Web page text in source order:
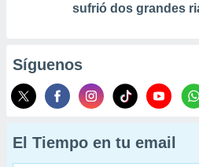
sufrió dos grandes
Síguenos
El Tiempo en tu email